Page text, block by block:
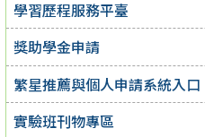
學習歷程服務平臺
獎助學金申請
繁星推薦與個人申請系統入口
實驗班刊物專區